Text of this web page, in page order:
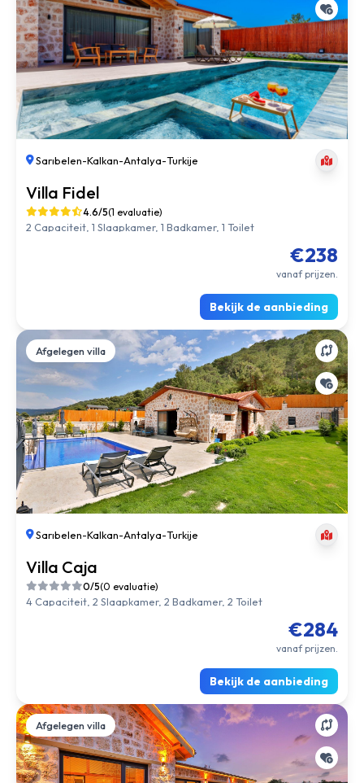
Sarıbelen-Kalkan-Antalya-Turkije
Villa Fidel
4.6/5(1 evaluatie)
2 Capaciteit, 1 Slaapkamer, 1 Badkamer, 1 Toilet
€238
vanaf prijzen.
Bekijk de aanbieding
Afgelegen villa
Sarıbelen-Kalkan-Antalya-Turkije
Villa Caja
0/5(0 evaluatie)
4 Capaciteit, 2 Slaapkamer, 2 Badkamer, 2 Toilet
€284
vanaf prijzen.
Bekijk de aanbieding
Afgelegen villa